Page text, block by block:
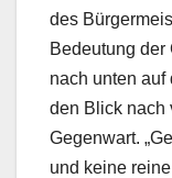
des
Bedeutung
nach unten auf
den Blick nach
Gegenwart.
und keine